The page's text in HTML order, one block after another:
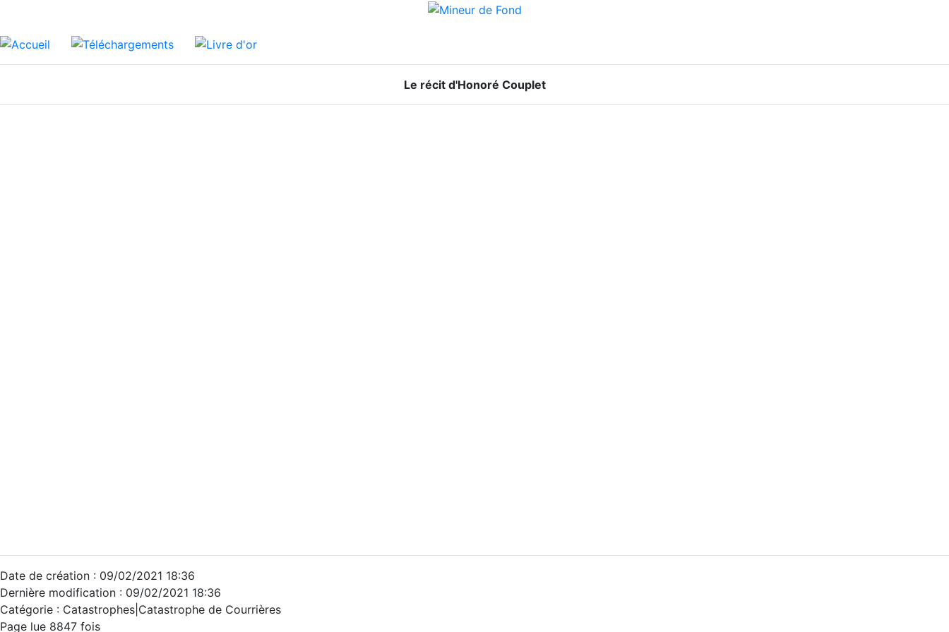
Le récit d'Honoré Couplet
Date de création : 09/02/2021 18:36
Dernière modification : 09/02/2021 18:36
Catégorie : Catastrophes|Catastrophe de Courrières
Page lue 8847 fois